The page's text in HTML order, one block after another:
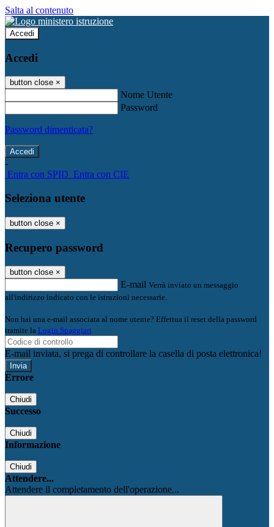
Salta al contenuto
Accedi
Accedi
button close ×
Nome Utente
Password
Password dimenticata?
-
Entra con SPID Entra con CIE
Seleziona utente
button close ×
Recupero password
button close ×
E-mail Verrà inviato un messaggio
all'indirizzo indicato con le istruzioni necessarie.
Non hai una e-mail associata al nome utente? Effettua il reset della password
tramite la Login Spaggiari
E-mail inviata, si prega di controllare la casella di posta elettronica!
Errore
Chiudi
Successo
Chiudi
Informazione
Chiudi
Attendere...
Attendere il completamento dell'operazione...